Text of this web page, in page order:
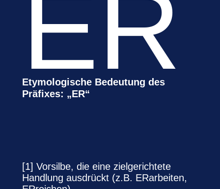
ER
Etymologische Bedeutung des
Präfixes: „ER“
[1] Vorsilbe, die eine zielgerichtete
Handlung ausdrückt (z.B. ERarbeiten,